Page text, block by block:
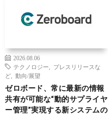
2026.08.06
テクノロジー
プレスリリースな
ど
動向/展望
ゼロボード、常に最新の情報
共有が可能な“動的サプライヤ
ー管理”実現する新システムの